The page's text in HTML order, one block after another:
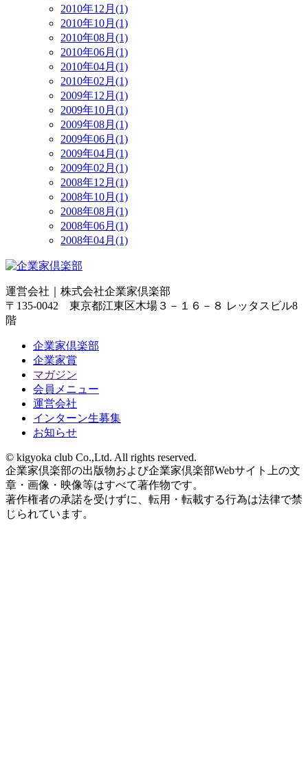
2010年12月(1)
2010年10月(1)
2010年08月(1)
2010年06月(1)
2010年04月(1)
2010年02月(1)
2009年12月(1)
2009年10月(1)
2009年08月(1)
2009年06月(1)
2009年04月(1)
2009年02月(1)
2008年12月(1)
2008年10月(1)
2008年08月(1)
2008年06月(1)
2008年04月(1)
運営会社｜ 株式会社企業家倶楽部
〒135-0042 東京都江東区木場３－１６－８ レッタスビル8
階
企業家倶楽部
企業家賞
マガジン
会員メニュー
運営会社
インターン生募集
お知らせ
© kigyoka club Co.,Ltd. All rights reserved.
企業家倶楽部の出版物および企業家倶楽部Webサイト上の文
章・画像・映像等はすべて著作物です。
著作権者の承諾を受けずに、転用・転載する行為は法律で禁
じられています。